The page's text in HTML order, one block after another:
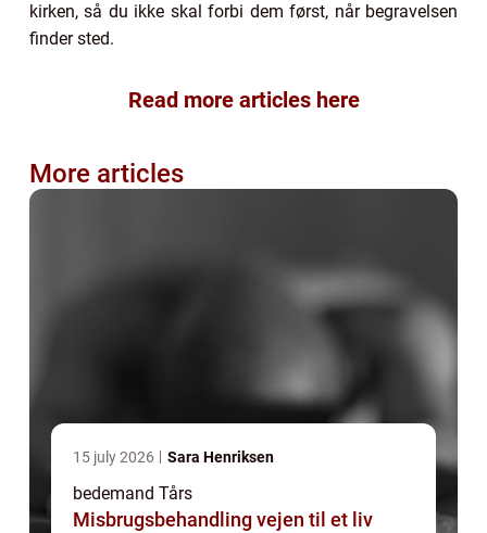
kirken, så du ikke skal forbi dem først, når begravelsen
finder sted.
Read more articles here
More articles
15 july 2026 Sara Henriksen
bedemand Tårs
Misbrugsbehandling vejen til et liv